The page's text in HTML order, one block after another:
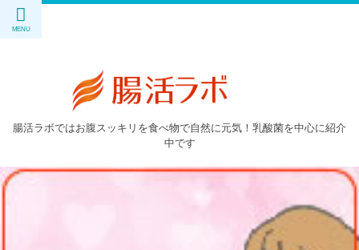
腸活ラボではお腹スッキリを食べ物で自然に元気！乳酸菌を中心に紹介
中です